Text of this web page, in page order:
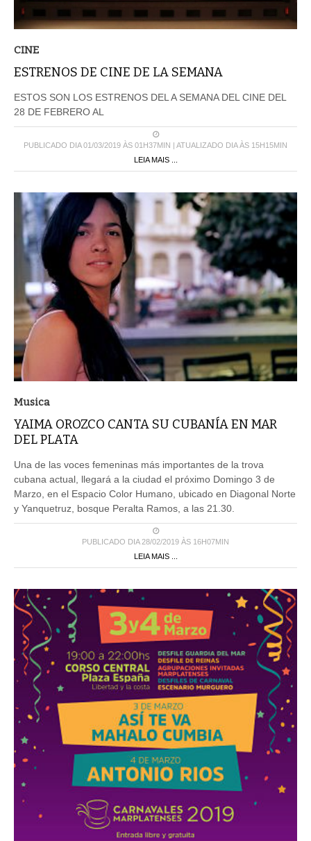
CINE
ESTRENOS DE CINE DE LA SEMANA
ESTOS SON LOS ESTRENOS DEL A SEMANA DEL CINE DEL
28 DE FEBRERO AL
PUBLICADO DIA 01/03/2019 ÀS 01H37MIN | ATUALIZADO DIA ÀS 15H15MIN
LEIA MAIS ...
Musica
YAIMA OROZCO CANTA SU CUBANÍA EN MAR
DEL PLATA
Una de las voces femeninas más importantes de la trova
cubana actual, llegará a la ciudad el próximo Domingo 3 de
Marzo, en el Espacio Color Humano, ubicado en Diagonal Norte
y Yanquetruz, bosque Peralta Ramos, a las 21.30.
PUBLICADO DIA 28/02/2019 ÀS 16H07MIN
LEIA MAIS ...